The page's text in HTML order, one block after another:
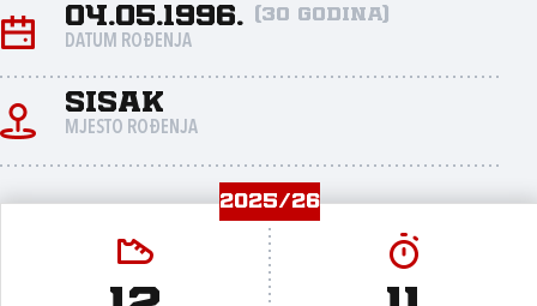
04.05.1996. (30 godina)
DATUM ROĐENJA
Sisak
MJESTO ROĐENJA
2025/26